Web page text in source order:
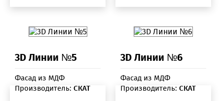
3D Линии №5
Фасад из МДФ
Производитель: СКАТ
3D Линии №6
Фасад из МДФ
Производитель: СКАТ